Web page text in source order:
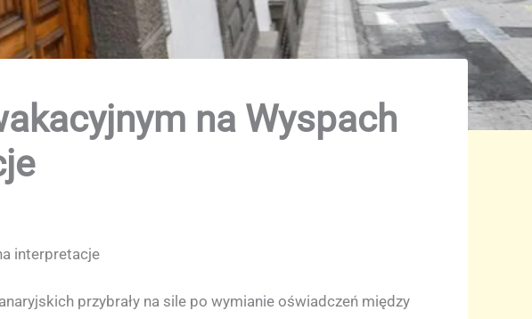
na Wyspach
interpretacje
przybrały na sile po wymianie oświadczeń między